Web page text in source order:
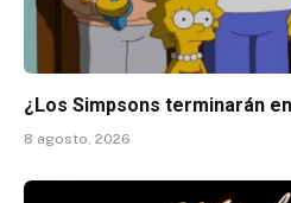
¿Los Simpsons terminarán
8 agosto, 2026